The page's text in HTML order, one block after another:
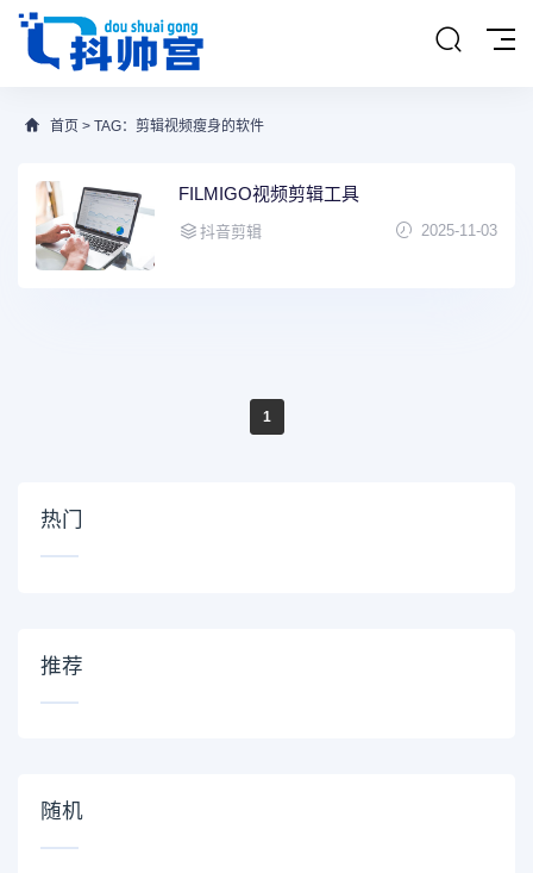
首页 > TAG：剪辑视频瘦身的软件
FILMIGO视频剪辑工具
抖音剪辑 2025-11-03
1
热门
推荐
随机